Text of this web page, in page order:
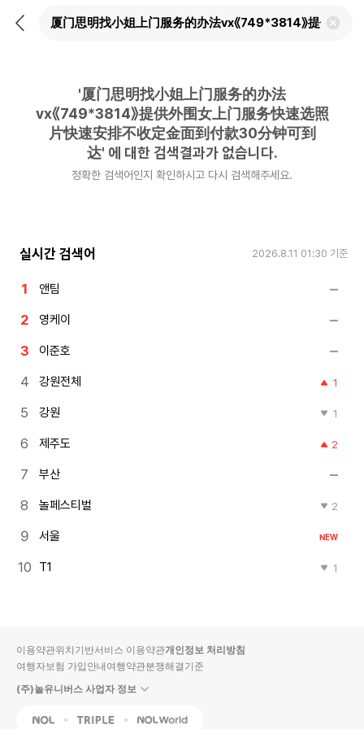
뒤
검
'厦门思明找小姐上门服务的办法
vx《749*3814》提供外围女上门服务快速选照
片快速安排不收定金面到付款30分钟可到
达' 에 대한 검색결과가 없습니다.
정확한 검색어인지 확인하시고 다시 검색해주세요.
실시간 검색어 2026.8.11 01:30 기준
앤팀
영케이
이준호
강원전체 1
강원 1
제주도 2
부산
놀페스티벌 2
서울 NEW
T1 1
이용약관위치기반서비스 이용약관개인정보 처리방침
여행자보험 가입안내여행약관분쟁해결기준
(주)놀유니버스 사업자 정보
NOL Triple Interpark Global